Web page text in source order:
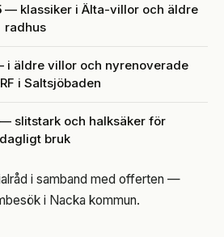
— klassiker i Älta-villor och äldre
radhus
i äldre villor och nyrenoverade
i Saltsjöbaden
— slitstark och halksäker för
dagligt bruk
i samband med offerten —
i Nacka kommun.